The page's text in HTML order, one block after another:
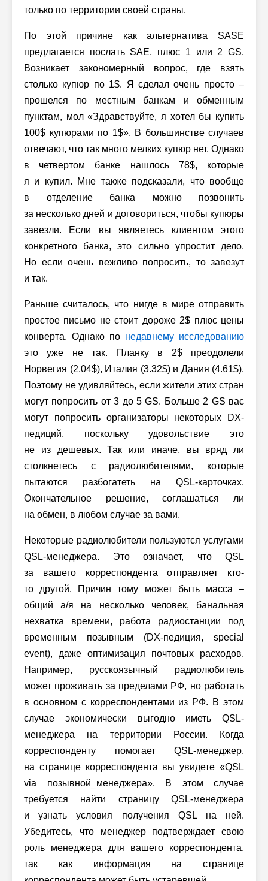
только по территории своей страны.
По этой причине как альтернатива SASE
предлагается послать SAE, плюс 1 или 2 GS.
Возникает закономерный вопрос, где взять
столько купюр по 1$. Я сделал очень просто –
прошелся по местным банкам и обменным
пунктам, мол «Здравствуйте, я хотел бы купить
100$ купюрами по 1$». В большинстве случаев
отвечают, что так много мелких купюр нет. Однако
в четвертом банке нашлось 78$, которые
я и купил. Мне также подсказали, что вообще
в отделение банка можно позвонить
за несколько дней и договориться, чтобы купюры
завезли. Если вы являетесь клиентом этого
конкретного банка, это сильно упростит дело.
Но если очень вежливо попросить, то завезут
и так.
Раньше считалось, что нигде в мире отправить
простое письмо не стоит дороже 2$ плюс цены
конверта. Однако по недавнему исследованию
это уже не так. Планку в 2$ преодолели
Норвегия (2.04$), Италия (3.32$) и Дания (4.61$).
Поэтому не удивляйтесь, если жители этих стран
могут попросить от 3 до 5 GS. Больше 2 GS вас
могут попросить организаторы некоторых DX-
педиций, поскольку удовольствие это
не из дешевых. Так или иначе, вы вряд ли
столкнетесь с радиолюбителями, которые
пытаются разбогатеть на QSL-карточках.
Окончательное решение, соглашаться ли
на обмен, в любом случае за вами.
Некоторые радиолюбители пользуются услугами
QSL-менеджера. Это означает, что QSL
за вашего корреспондента отправляет кто-
то другой. Причин тому может быть масса –
общий а/я на несколько человек, банальная
нехватка времени, работа радиостанции под
временным позывным (DX-педиция, special
event), даже оптимизация почтовых расходов.
Например, русскоязычный радиолюбитель
может проживать за пределами РФ, но работать
в основном с корреспондентами из РФ. В этом
случае экономически выгодно иметь QSL-
менеджера на территории России. Когда
корреспонденту помогает QSL-менеджер,
на странице корреспондента вы увидете «QSL
via позывной_менеджера». В этом случае
требуется найти страницу QSL-менеджера
и узнать условия получения QSL на ней.
Убедитесь, что менеджер подтверждает свою
роль менеджера для вашего корреспондента,
так как информация на странице